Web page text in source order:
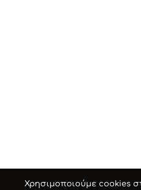
Χρησιμοποιούμε cookies